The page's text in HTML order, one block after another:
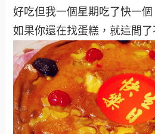
好吃但我一個星期吃了快一個
如果你還在找蛋糕，就這間了